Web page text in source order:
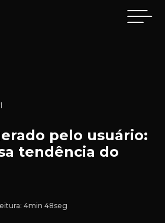
pelo usuário:
tendência do
4min 48seg